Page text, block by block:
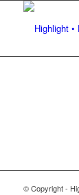
© Copyright -